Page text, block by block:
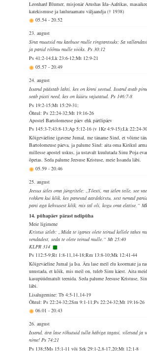
Leonhard Blumer, misjonär Arushas Ida–Aafrikas,
katekismuse ja lauluraamatu väljaandja († 1938)
05.54-20.52
23. august
Sina muutsid mu kaebuse mulle ringtantsuks; Sa
ja panid rõõmu mulle vööks. Ps 30:12
Ps 41:2-14;Lk 23:6-12;Mt 12:9-21
05.57-20.49
24. august
Issand päästab lahti, kes on kinni seotud. Issand avab
seab püsti need, kes on küüru vajutatud. Ps 146:7-8
Ps 19:2-15;Mt 15:29-31;
Õhtul: Ps 22:24-32;Mt 19:16-26
Apostel Bartolomeuse päev ehk pärtlipäev
Ps 145:3-7;43:8-13;Ap 5:12-16 (v 1Kr 4:9-15);Lk 22:24-
Kõigeväeline igavene Jumal, me täname Sind, et võime
Bartolomeuse päeva, ja palume Sind: aita oma Kirikul
millesse apostel uskus, ja ustavalt kuulutada Sinu Poja
õpetas. Seda palume Jeesuse Kristuse, meie Issanda läbi.
05.59-20.46
25. august
Jeesus ütles oma jüngritele: „Tõesti, ma ütlen teile, see
rohkem kui kõik, kes panevad aardekirstu, sest nemad
pani aga kehvusest kõik, mis tal oli, kogu oma elatise.“
14. pühapäev pärast nelipüha
Meie ligimene
Kristus ütleb: „Mida te iganes olete teinud kellele tahes
vendadest, seda te olete teinud mulle.“ Mt 25:40
KLPR 314
Ps 112:5-9;Rt 1:8-11,14-18;Rm 13:8-10;Mk 12:41-44
Kõigeväeline Jumal ja Isa. Ära lase meil elu koormate ja
unustada, et kõik, mis meil on, tuleb Sinu käest. Aita
kasupüüdmatult teenida. Seda palume Jeesuse Kristuse,
läbi.
Lisalugemine: Tb 4:5-11,14-19
Õhtul: Ps 22:24-32;2Sm 9:1-11;Ps 22:24-32;Mt 19:16-26
06.01-20.43
26. august
Issand, ära lase rõhutuid tulla häbiga tagasi, viletsad ja
nime! Ps 74:21
Ps 138;5Ms 15:1-11 või Srk 29:1-2,8-17,20;Mt 12:1-8